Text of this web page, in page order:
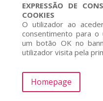
EXPRESSÃO DE
COOKIES
O utilizador ao
consentimento para
um botão OK no
utilizador visita pela
Homepage